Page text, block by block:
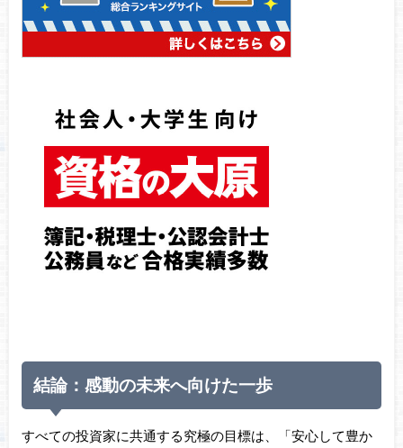
結論：感動の未来へ向けた一歩
すべての投資家に共通する究極の目標は、「安心して豊か